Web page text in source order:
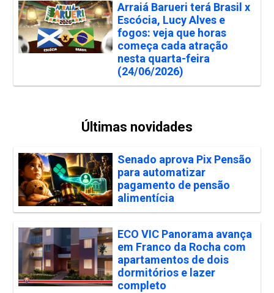
Arraiá Barueri terá Brasil x
Escócia, Lucy Alves e
fogos: veja que horas
começa cada atração
nesta quarta-feira
(24/06/2026)
Últimas novidades
Senado aprova Pix Pensão
para automatizar
pagamento de pensão
alimentícia
ECO VIC Panorama avança
em Franco da Rocha com
apartamentos de dois
dormitórios e lazer
completo